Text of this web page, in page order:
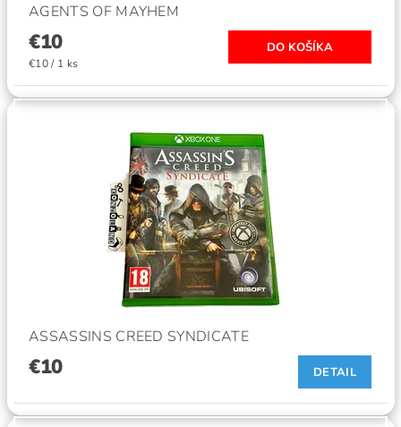
AGENTS OF MAYHEM
€10
€10 / 1 ks
ASSASSINS CREED SYNDICATE
€10 DETAIL